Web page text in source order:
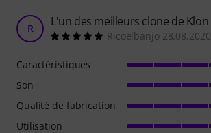
R L'un des meilleurs clone de Klon
Ricoelbanjo 28.08.2020
Caractéristiques
Son
Qualité de fabrication
Utilisation